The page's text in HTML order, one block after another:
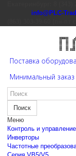
info@PLC-
Поставка
Минимальный
Поиск
Меню
Контроль и управление
Инверторы
Частотные